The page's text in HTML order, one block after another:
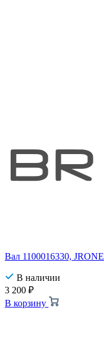
Вал 1100016330, JRONE
В наличии
3 200 ₽
В корзину